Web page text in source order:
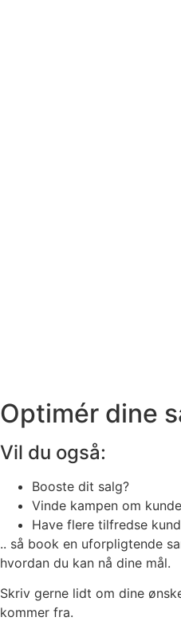
Optimér dine
Vil du også:
Booste dit salg?
Vinde kampen om
Have flere tilfredse
.. så book en uforpligtende
hvordan du kan nå dine mål.
Skriv gerne lidt om dine
kommer fra.